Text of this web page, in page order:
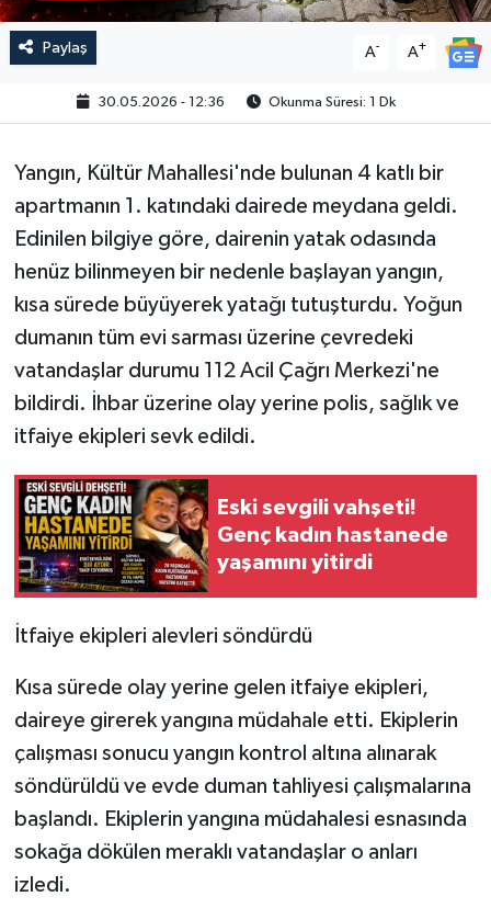
Paylaş A- A+
30.05.2026 - 12:36 Okunma Süresi: 1 Dk
Yangın, Kültür Mahallesi'nde bulunan 4 katlı bir
apartmanın 1. katındaki dairede meydana geldi.
Edinilen bilgiye göre, dairenin yatak odasında
henüz bilinmeyen bir nedenle başlayan yangın,
kısa sürede büyüyerek yatağı tutuşturdu. Yoğun
dumanın tüm evi sarması üzerine çevredeki
vatandaşlar durumu 112 Acil Çağrı Merkezi'ne
bildirdi. İhbar üzerine olay yerine polis, sağlık ve
itfaiye ekipleri sevk edildi.
Eski sevgili vahşeti!
Genç kadın hastanede
yaşamını yitirdi
İtfaiye ekipleri alevleri söndürdü
Kısa sürede olay yerine gelen itfaiye ekipleri,
daireye girerek yangına müdahale etti. Ekiplerin
çalışması sonucu yangın kontrol altına alınarak
söndürüldü ve evde duman tahliyesi çalışmalarına
başlandı. Ekiplerin yangına müdahalesi esnasında
sokağa dökülen meraklı vatandaşlar o anları
izledi.